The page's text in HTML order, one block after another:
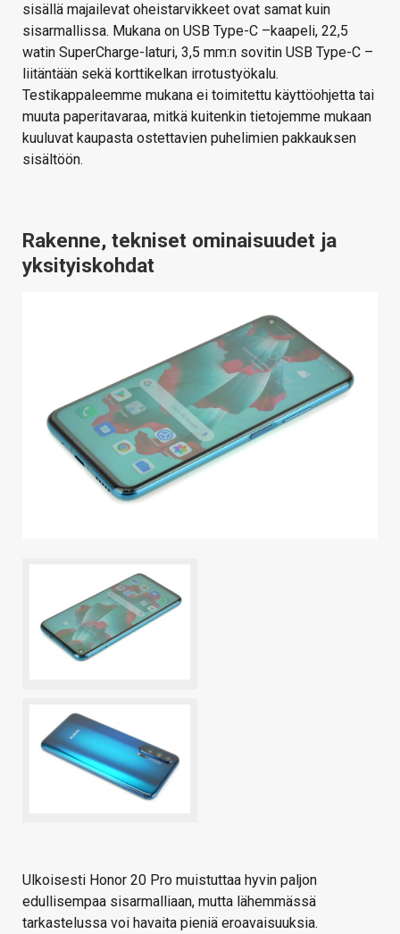
sisällä majailevat oheistarvikkeet ovat samat kuin
sisarmallissa. Mukana on USB Type-C –kaapeli, 22,5
watin SuperCharge-laturi, 3,5 mm:n sovitin USB Type-C –
liitäntään sekä korttikelkan irrotustyökalu.
Testikappaleemme mukana ei toimitettu käyttöohjetta tai
muuta paperitavaraa, mitkä kuitenkin tietojemme mukaan
kuuluvat kaupasta ostettavien puhelimien pakkauksen
sisältöön.
Rakenne, tekniset ominaisuudet ja
yksityiskohdat
Ulkoisesti Honor 20 Pro muistuttaa hyvin paljon
edullisempaa sisarmalliaan, mutta lähemmässä
tarkastelussa voi havaita pieniä eroavaisuuksia.